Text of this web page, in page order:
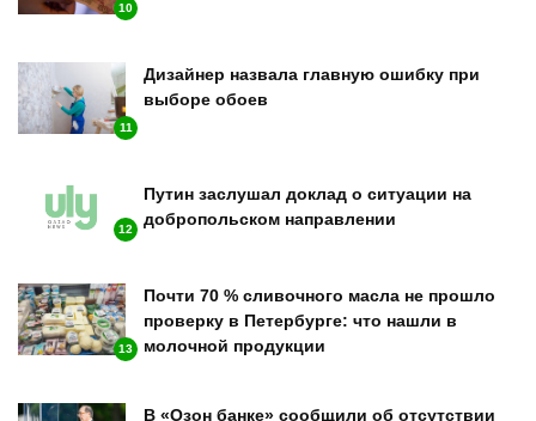
10
11
Дизайнер назвала главную ошибку при
выборе обоев
12
Путин заслушал доклад о ситуации на
добропольском направлении
13
Почти 70 % сливочного масла не прошло
проверку в Петербурге: что нашли в
молочной продукции
В «Озон банке» сообщили об отсутствии